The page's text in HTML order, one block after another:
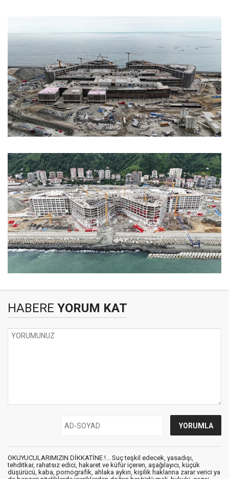
HABERE YORUM KAT
OKUYUCULARIMIZIN DİKKATİNE !... Suç teşkil edecek, yasadışı,
tehditkar, rahatsız edici, hakaret ve küfür içeren, aşağılayıcı, küçük
düşürücü, kaba, pornografik, ahlaka aykırı, kişilik haklarına zarar verici ya